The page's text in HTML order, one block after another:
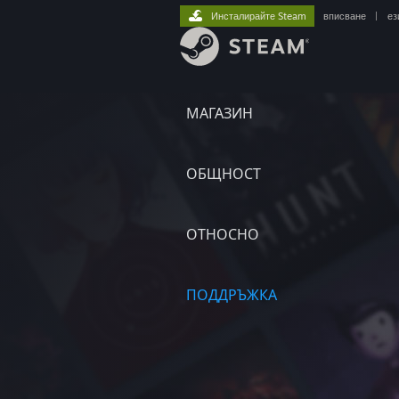
МАГАЗИН
ОБЩНОСТ
ОТНОСНО
ПОДДРЪЖКА
Инсталирайте Steam вписване